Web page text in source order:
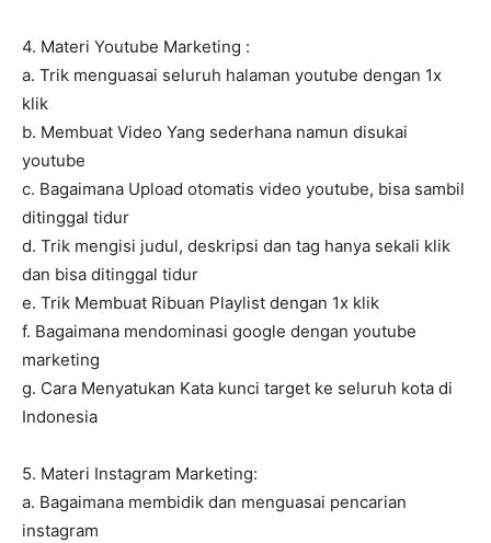
4. Materi Youtube Marketing :
a. Trik menguasai seluruh halaman youtube dengan 1x
klik
b. Membuat Video Yang sederhana namun disukai
youtube
c. Bagaimana Upload otomatis video youtube, bisa sambil
ditinggal tidur
d. Trik mengisi judul, deskripsi dan tag hanya sekali klik
dan bisa ditinggal tidur
e. Trik Membuat Ribuan Playlist dengan 1x klik
f. Bagaimana mendominasi google dengan youtube
marketing
g. Cara Menyatukan Kata kunci target ke seluruh kota di
Indonesia
5. Materi Instagram Marketing:
a. Bagaimana membidik dan menguasai pencarian
instagram